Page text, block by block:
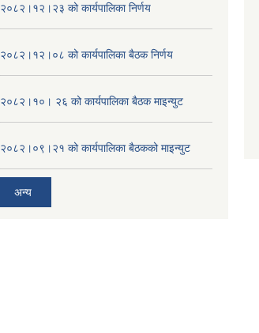
२०८२।१२।२३ को कार्यपालिका निर्णय
२०८२।१२।०८ को कार्यपालिका बैठक निर्णय
२०८२।१०। २६ को कार्यपालिका बैठक माइन्युट
२०८२।०९।२१ को कार्यपालिका बैठकको माइन्युट
अन्य